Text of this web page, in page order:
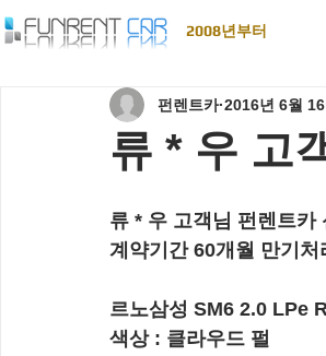
2008년부터
류 * 우 고
펀렌트카 2016년 6월
류 * 우 고객님 펀렌트카
계약기간 60개월 만기
르노삼성 SM6 2.0 LPe
색상 : 클라우드 펄